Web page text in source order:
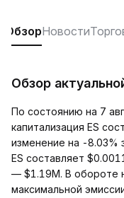
ОбзорНовости
Обзор
По состоянию на 7
капитализация ES
изменение на -8.03%
ES составляет
— $1.19M. В обороте
максимальной